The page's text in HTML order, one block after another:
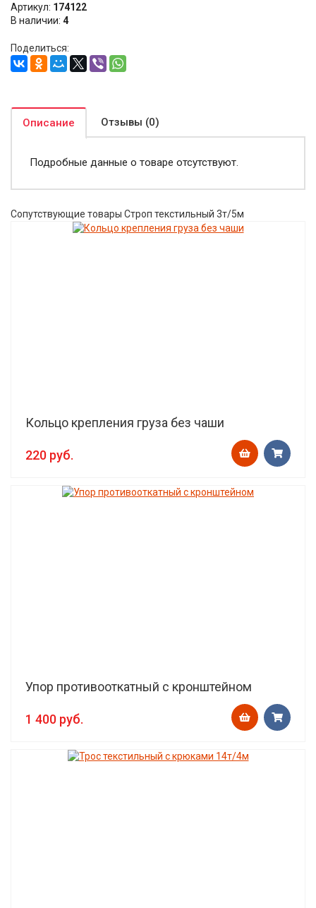
Артикул: 174122
В наличии: 4
Поделиться:
Описание Отзывы (0)
Подробные данные о товаре отсутствуют.
Сопутствующие товары Строп текстильный 3т/5м
Кольцо крепления груза без чаши
220 руб.
Упор противооткатный с кронштейном
1 400 руб.